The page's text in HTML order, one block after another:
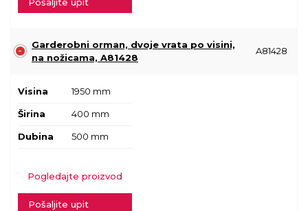
Garderobni orman, dvoje vrata po visini,
na nožicama, A81428
A81428
Visina 1950 mm
Širina 400 mm
Dubina 500 mm
Pogledajte proizvod
Pošaljite upit